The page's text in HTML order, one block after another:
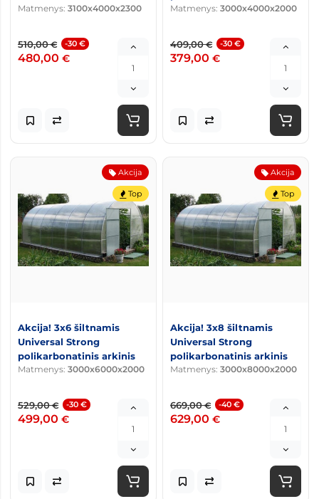
Matmenys: 3100x4000x2300
510,00€ -30 €
480,00 €
Matmenys: 3000x4000x2000
409,00€ -30 €
379,00 €
Akcija
Top
Akcija! 3x6 šiltnamis
Universal Strong
polikarbonatinis arkinis
Matmenys: 3000x6000x2000
529,00€ -30 €
499,00 €
Akcija
Top
Akcija! 3x8 šiltnamis
Universal Strong
polikarbonatinis arkinis
Matmenys: 3000x8000x2000
669,00€ -40 €
629,00 €